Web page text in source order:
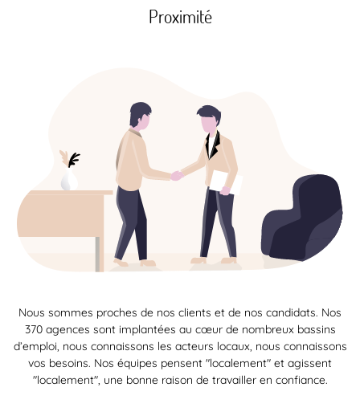
Proximité
Nous sommes proches de nos clients et de nos candidats. Nos
370 agences sont implantées au cœur de nombreux bassins
d’emploi, nous connaissons les acteurs locaux, nous connaissons
vos besoins. Nos équipes pensent "localement" et agissent
"localement", une bonne raison de travailler en confiance.